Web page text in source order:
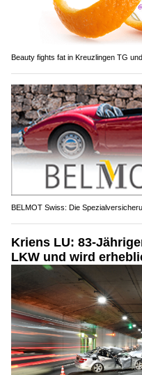
Beauty fights fat in Kreuzlingen TG
BELMOT Swiss: Die
Kriens LU: 83-
LKW und wird